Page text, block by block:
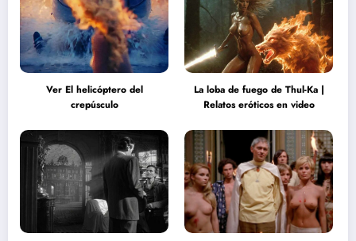
Ver El helicóptero del
crepúsculo
La loba de fuego de Thul-Ka |
Relatos eróticos en video